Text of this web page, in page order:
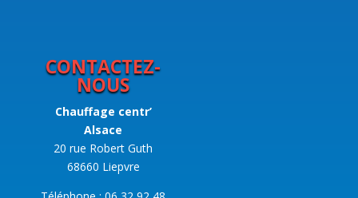
CONTACTEZ-
NOUS
Chauffage centr’
Alsace
20 rue Robert Guth
68660 Liepvre